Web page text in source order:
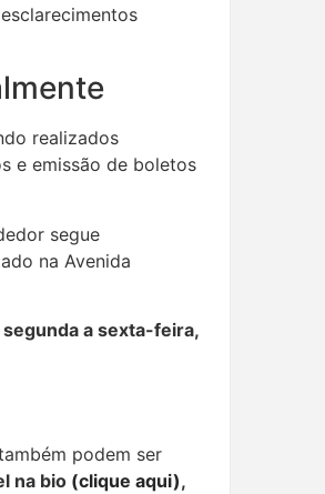
realizados
e emissão de boletos
segue
na Avenida
a sexta-feira,
podem ser
na bio (clique aqui),